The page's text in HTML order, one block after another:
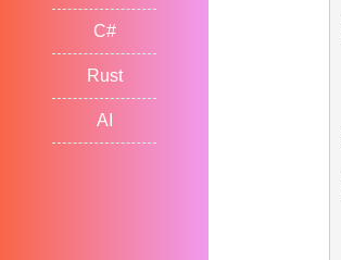
C#
Rust
AI